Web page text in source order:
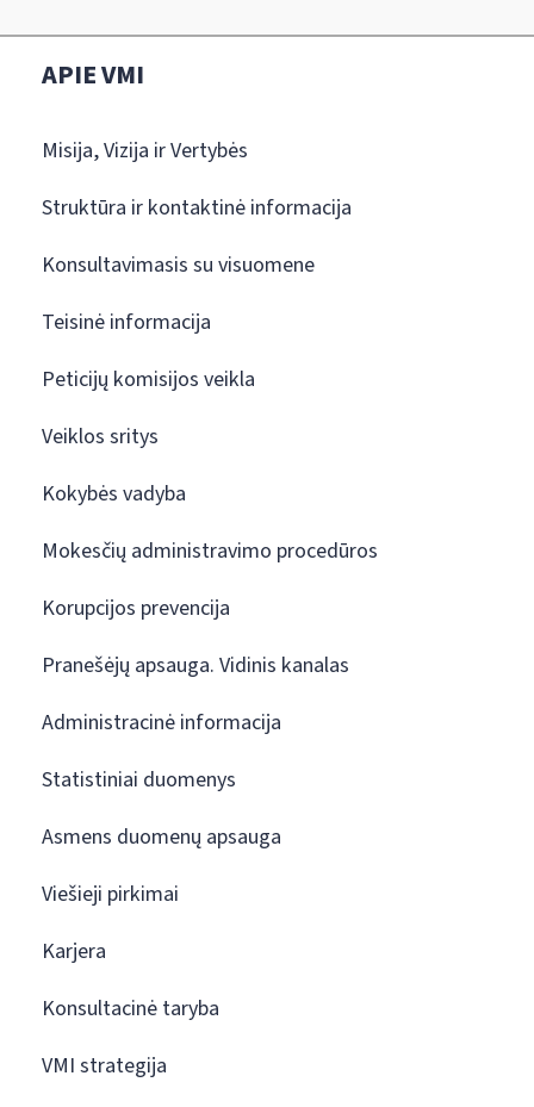
APIE VMI
Misija, Vizija ir Vertybės
Struktūra ir kontaktinė informacija
Konsultavimasis su visuomene
Teisinė informacija
Peticijų komisijos veikla
Veiklos sritys
Kokybės vadyba
Mokesčių administravimo procedūros
Korupcijos prevencija
Pranešėjų apsauga. Vidinis kanalas
Administracinė informacija
Statistiniai duomenys
Asmens duomenų apsauga
Viešieji pirkimai
Karjera
Konsultacinė taryba
VMI strategija